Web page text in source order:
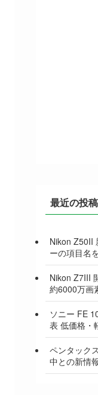
最近の投稿
Nikon Z50II
ーの項目名
Nikon Z7III
約6000万画
ソニー FE
表 低価格・
ペンタック
中との新情